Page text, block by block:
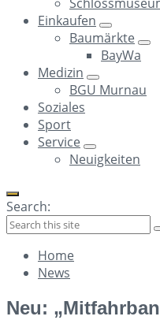
Einkaufen
Baumärkte
BayWa
Medizin
BGU Murnau
Soziales
Sport
Service
Neuigkeiten
Search:
search
Home
News
Neu: